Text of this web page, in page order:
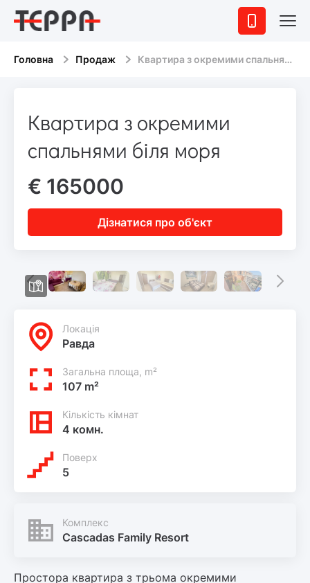
Головна Продаж Квартира з окремими спальнями біля моря
Квартира з окремими
спальнями біля моря
€ 165000
Дізнатися про об'єкт
Локацiя
Равда
Загальна площа, m²
107 m²
Кількість кімнат
4 комн.
Поверх
5
Комплекс
Cascadas Family Resort
Простора квартира з трьома окремими